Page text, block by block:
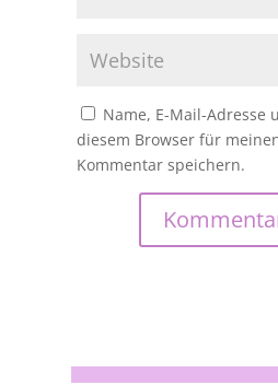
Name, E-Mail-Adresse
diesem Browser für
Kommentar speichern.